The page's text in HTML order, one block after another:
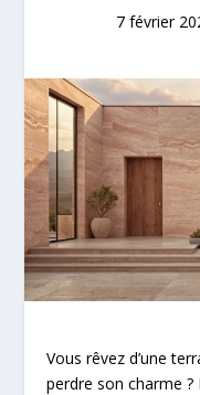
7 février
Vous rêvez d’une
perdre son charme ?